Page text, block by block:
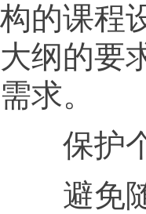
构的课程
大纲的要
需求。
保护个
避免随